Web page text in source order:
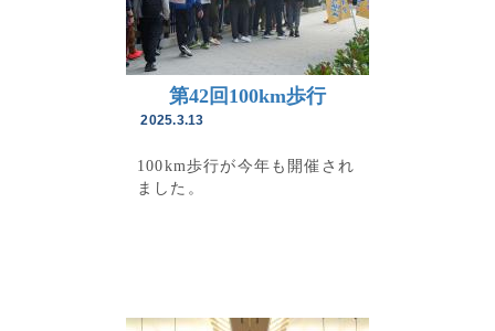
第42回100km歩行
2025.3.13
100km歩行が今年も開催され
ました。